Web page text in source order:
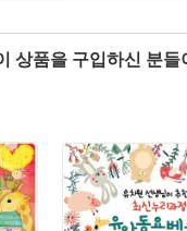
상품을 구입하신 분